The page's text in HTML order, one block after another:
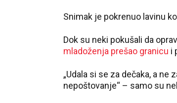
Snimak je pokrenuo lavinu
Dok su neki pokušali da
mladoženja prešao granicu i
„Udala si se za dečaka, a ne
nepoštovanje“ – samo su